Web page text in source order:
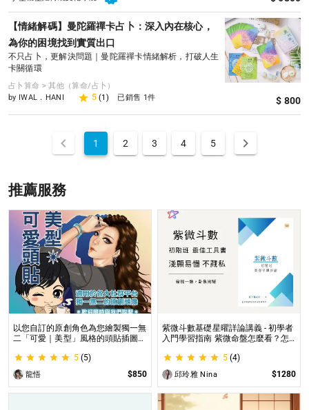
【情緒解碼】曼陀羅禪卡占卜：深入內在核心，
為你的困境找到實質出口
不只占卜，更解決問題｜曼陀羅禪卡情緒解析，打破人生
卡關循環
占卜算命 > 其他（算命/占卜）
by IWAL．HANI
5(1) 已銷售 1件 $ 800
1 2 3 4 5
推薦服務
以您自訂的原創角色為您繪製獨一無
二「可愛｜美型」風格的頭貼插圖！
情」和「動作」的理想頭貼！
5 (5)
龍悟 $850
紫微斗數基礎星曜詳論講義 - 初學者
入門學習指南 紫微命盤怎麼看？怎
工具書，淺顯易懂不藏私！
5 (4)
邱玲雅 Nina $1280